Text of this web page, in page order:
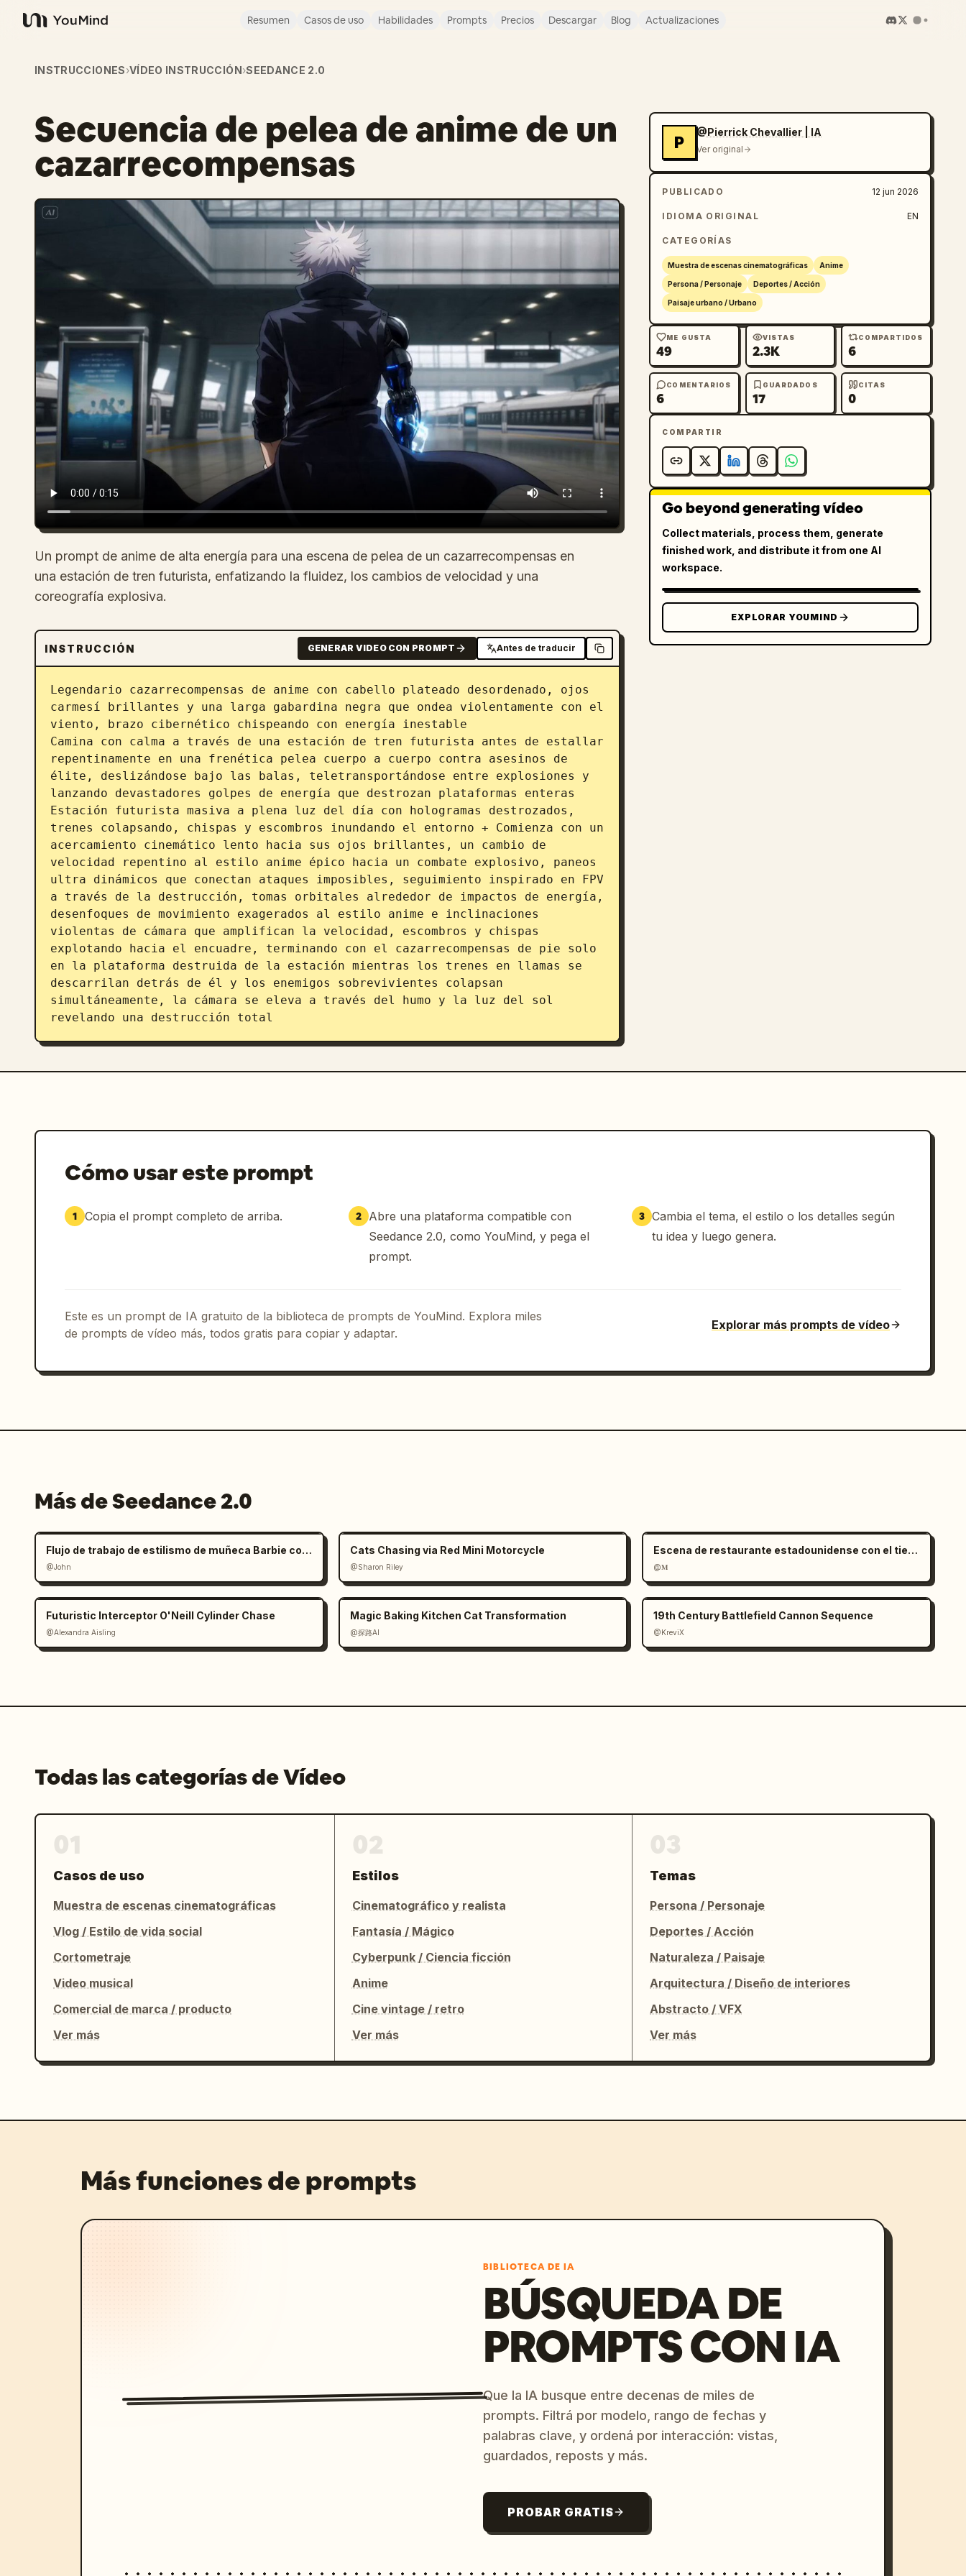
YouMind
Resumen Casos de uso Habilidades Prompts Precios Descargar Blog Actualizaciones
INSTRUCCIONES›VÍDEO INSTRUCCIÓN›SEEDANCE 2.0
Secuencia de pelea de anime de un
cazarrecompensas
Un prompt de anime de alta energía para una escena de pelea de un cazarrecompensas en
una estación de tren futurista, enfatizando la fluidez, los cambios de velocidad y una
coreografía explosiva.
INSTRUCCIÓN GENERAR VIDEO CON PROMPT Antes de traducir
Legendario cazarrecompensas de anime con cabello plateado desordenado, ojos
carmesí brillantes y una larga gabardina negra que ondea violentamente con el
viento, brazo cibernético chispeando con energía inestable
Camina con calma a través de una estación de tren futurista antes de estallar
repentinamente en una frenética pelea cuerpo a cuerpo contra asesinos de
élite, deslizándose bajo las balas, teletransportándose entre explosiones y
lanzando devastadores golpes de energía que destrozan plataformas enteras
Estación futurista masiva a plena luz del día con hologramas destrozados,
trenes colapsando, chispas y escombros inundando el entorno + Comienza con un
acercamiento cinemático lento hacia sus ojos brillantes, un cambio de
velocidad repentino al estilo anime épico hacia un combate explosivo, paneos
ultra dinámicos que conectan ataques imposibles, seguimiento inspirado en FPV
a través de la destrucción, tomas orbitales alrededor de impactos de energía,
desenfoques de movimiento exagerados al estilo anime e inclinaciones
violentas de cámara que amplifican la velocidad, escombros y chispas
explotando hacia el encuadre, terminando con el cazarrecompensas de pie solo
en la plataforma destruida de la estación mientras los trenes en llamas se
descarrilan detrás de él y los enemigos sobrevivientes colapsan
simultáneamente, la cámara se eleva a través del humo y la luz del sol
revelando una destrucción total
P
@Pierrick Chevallier | IA
Ver original
PUBLICADO 12 jun 2026
IDIOMA ORIGINAL EN
CATEGORÍAS
Muestra de escenas cinematográficas Anime
Persona / Personaje Deportes / Acción
Paisaje urbano / Urbano
ME GUSTA
49
VISTAS
2.3K
COMPARTIDOS
6
COMENTARIOS
6
GUARDADOS
17
CITAS
0
COMPARTIR
Go beyond generating vídeo
Collect materials, process them, generate
finished work, and distribute it from one AI
workspace.
EXPLORAR YOUMIND
Cómo usar este prompt
1 Copia el prompt completo de arriba. 2 Abre una plataforma compatible con
Seedance 2.0, como YouMind, y pega el
prompt.
3 Cambia el tema, el estilo o los detalles según
tu idea y luego genera.
Este es un prompt de IA gratuito de la biblioteca de prompts de YouMind. Explora miles
de prompts de vídeo más, todos gratis para copiar y adaptar.
Explorar más prompts de vídeo
Más de Seedance 2.0
Flujo de trabajo de estilismo de muñeca Barbie con manos gigantes
@John
Cats Chasing via Red Mini Motorcycle
@Sharon Riley
Escena de restaurante estadounidense con el tiempo congelado
@𝐌
Futuristic Interceptor O'Neill Cylinder Chase
@Alexandra Aisling
Magic Baking Kitchen Cat Transformation
@探路AI
19th Century Battlefield Cannon Sequence
@KreviX
Todas las categorías de Vídeo
Casos de uso
Muestra de escenas cinematográficas
Vlog / Estilo de vida social
Cortometraje
Video musical
Comercial de marca / producto
Ver más
Estilos
Cinematográfico y realista
Fantasía / Mágico
Cyberpunk / Ciencia ficción
Anime
Cine vintage / retro
Ver más
Temas
Persona / Personaje
Deportes / Acción
Naturaleza / Paisaje
Arquitectura / Diseño de interiores
Abstracto / VFX
Ver más
Más funciones de prompts
BIBLIOTECA DE IA
BÚSQUEDA DE
PROMPTS CON IA
Que la IA busque entre decenas de miles de
prompts. Filtrá por modelo, rango de fechas y
palabras clave, y ordená por interacción: vistas,
guardados, reposts y más.
PROBAR GRATIS